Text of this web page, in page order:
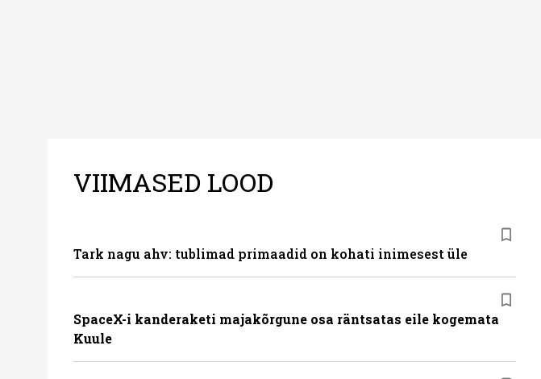
VIIMASED LOOD
Tark nagu ahv: tublimad primaadid on kohati inimesest üle
SpaceX-i kanderaketi majakõrgune osa räntsatas eile kogemata
Kuule